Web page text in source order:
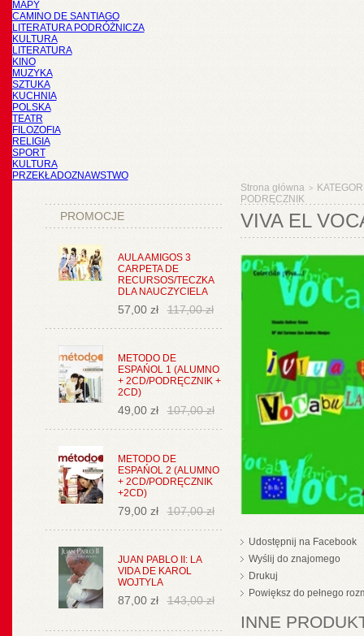
MAPY
CAMINO DE SANTIAGO
LITERATURA PODRÓŻNICZA
KULTURA
LITERATURA
KINO
MUZYKA
SZTUKA
KUCHNIA
POLSKA
TEATR
FILOZOFIA
RELIGIA
SPORT
KULTURA
PRZEKŁADOZNAWSTWO
PROMOCJE
AULA AMIGOS 3
CARPETA DE
RECURSOS/TECZKA
DLA NAUCZYCIELA
57,00 zł 117,00 zł
METODO DE
ESPAŃOL 1 (ALUMNO
+ 2CD/PODRĘCZNIK +
2CD)
49,00 zł 107,00 zł
METODO DE
ESPAŃOL 2 (ALUMNO
+ 2CD/PODRĘCZNIK
+2CD)
79,00 zł 107,00 zł
JUAN PABLO II: LA
VIDA DE KAROL
WOJTYLA
87,00 zł 143,00 zł
Strona główna >
PODRĘCZNIK
VIVA EL
Udostępnij na Facebook
Wyślij do znajomego
Drukuj
Powiększ do pełnego
INNE